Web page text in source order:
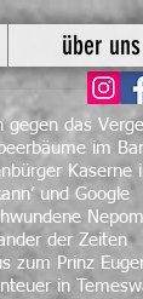
über
gegen das
im
Kaserne
und Google
der Zeiten
zum Prinz
in